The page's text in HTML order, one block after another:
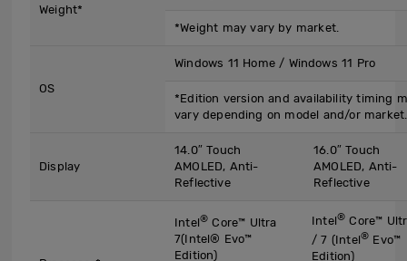
Weight*
*Weight may vary by market.
OS
Windows 11 Home / Windows 11 Pro
*Edition version and availability timing
vary depending on model and/or market.
Display
14.0″ Touch
AMOLED, Anti-
Reflective
16.0″ Touch
AMOLED, Anti-
Reflective
Intel® Core™ Ultra
7(Intel® Evo™
Edition)
Intel® Core™
/ 7 (Intel® Evo™
Edition)